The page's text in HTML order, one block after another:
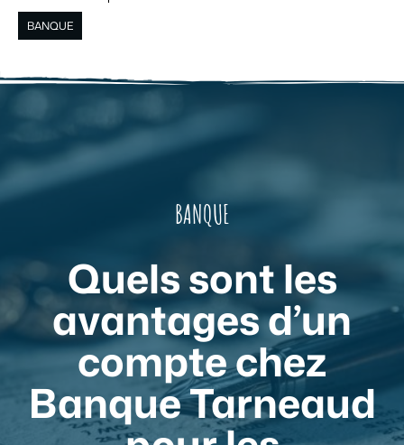
BANQUE
BANQUE
Quels sont les
avantages d’un
compte chez
Banque Tarneaud